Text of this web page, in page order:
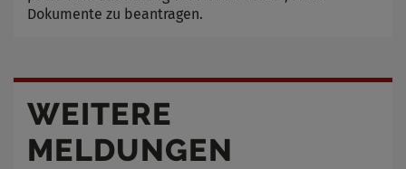
Dokumente zu beantragen.
WEITERE
MELDUNGEN